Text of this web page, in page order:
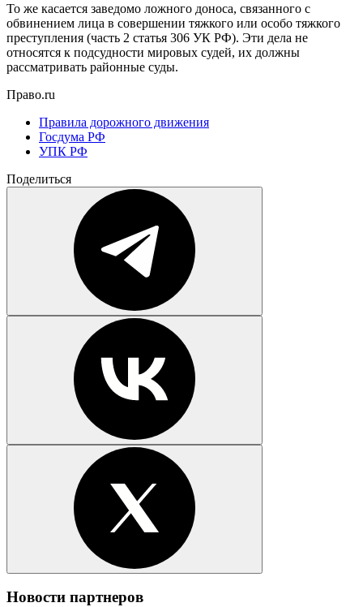
То же касается заведомо ложного доноса, связанного с
обвинением лица в совершении тяжкого или особо тяжкого
преступления (часть 2 статья 306 УК РФ). Эти дела не
относятся к подсудности мировых судей, их должны
рассматривать районные суды.
Право.ru
Правила дорожного движения
Госдума РФ
УПК РФ
Поделиться
Новости партнеров